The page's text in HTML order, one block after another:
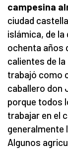
campesina
ciudad
islámica, de
ochenta años
calientes de
trabajó como
caballero don
porque todos
trabajar en el
generalmente
Algunos